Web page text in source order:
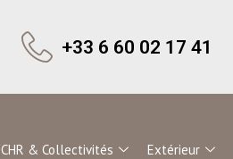
+33 6 60 02 17 41
CHR & Collectivités Extérieur